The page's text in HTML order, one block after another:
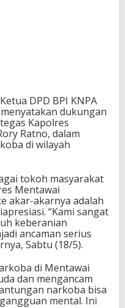
DPD BPI KNPA
dukungan
Kapolres
Ratno, dalam
di wilayah
tokoh masyarakat
Mentawai
akar-akarnya adalah
“Kami sangat
keberanian
ancaman serius
Sabtu (18/5).
di Mentawai
dan mengancam
narkoba bisa
mental. Ini